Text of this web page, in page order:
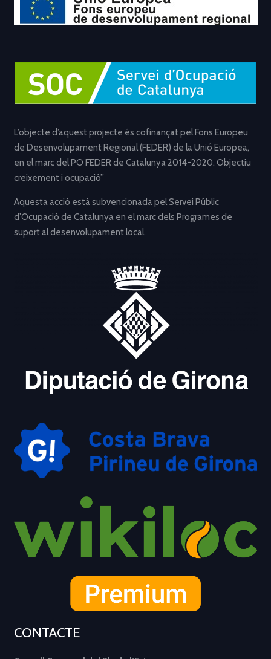
L’objecte d’aquest projecte és cofinançat pel Fons Europeu
de Desenvolupament Regional (FEDER) de la Unió Europea,
en el marc del PO FEDER de Catalunya 2014-2020. Objectiu
creixement i ocupació”
Aquesta acció està subvencionada pel Servei Públic
d’Ocupació de Catalunya en el marc dels Programes de
suport al desenvolupament local.
CONTACTE